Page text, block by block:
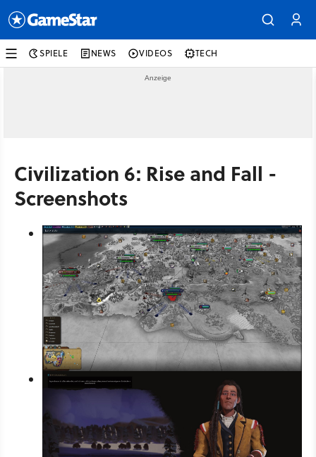
SPIELE NEWS VIDEOS TECH
Civilization 6: Rise and Fall -
Screenshots